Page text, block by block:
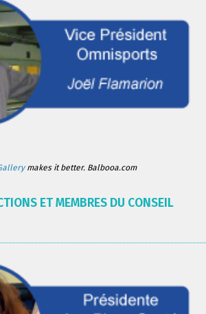
makes it better. Balbooa.com
ET MEMBRES DU CONSEIL